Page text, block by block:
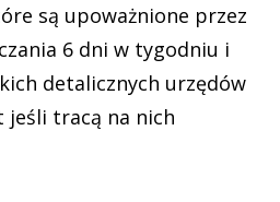
są upoważnione przez
6 dni w tygodniu i
detalicznych urzędów
jeśli tracą na nich